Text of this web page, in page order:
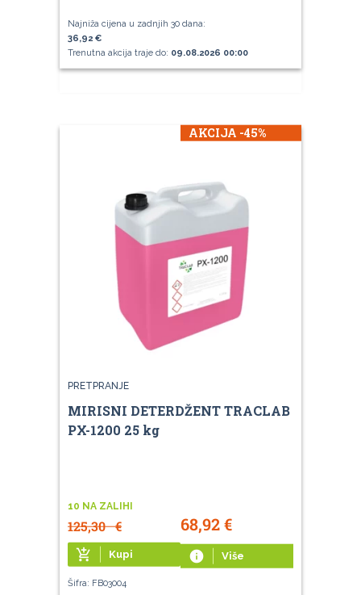
Najniža cijena u zadnjih 30 dana:
36,92 €
Trenutna akcija traje do: 09.08.2026 00:00
AKCIJA -45%
PRETPRANJE
MIRISNI DETERDŽENT TRACLAB
PX-1200 25 kg
10 NA ZALIHI
125,30€ 68,92€
add_shopping_cart Kupi info Više
Šifra: FB03004